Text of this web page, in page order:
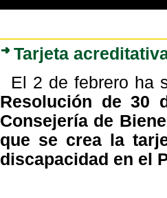
Tarjeta
El 2 de febrero ha
Resolución de 30
Consejería de
que se crea la
discapacidad en el